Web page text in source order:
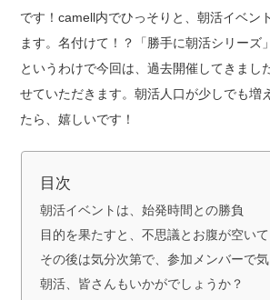
です！camell内でひっそりと、朝活イベン
ます。名付けて！？「勝手に朝活シリーズ
というわけで今回は、過去開催してきまし
せていただきます。朝活人口が少しでも増
たら、嬉しいです！
目次
朝活イベントは、始発時間との勝負
目的を果たすと、不思議とお腹が空い
その後は気分次第で、参加メンバーで
朝活、皆さんもいかがでしょうか？